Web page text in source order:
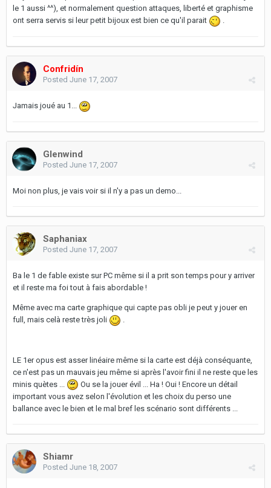
le 1 aussi ^^), et normalement question attaques, liberté et graphisme
ont serra servis si leur petit bijoux est bien ce qu'il parait
.
Confridín
Posted June 17, 2007
Jamais joué au 1...
Glenwind
Posted June 17, 2007
Moi non plus, je vais voir si il n'y a pas un demo...
Saphaniax
Posted June 17, 2007
Ba le 1 de fable existe sur PC même si il a prit son temps pour y arriver
et il reste ma foi tout à fais abordable !
Même avec ma carte graphique qui capte pas obli je peut y jouer en
full, mais celà reste très joli
.
LE 1er opus est asser linéaire même si la carte est déjà conséquante,
ce n'est pas un mauvais jeu même si après l'avoir fini il ne reste que les
minis quètes ...
Ou se la jouer évil ... Ha ! Oui ! Encore un détail
important vous avez selon l'évolution et les choix du perso une
ballance avec le bien et le mal bref les scénario sont différents ...
Shiamr
Posted June 18, 2007